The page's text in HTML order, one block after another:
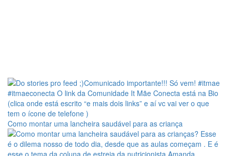
Como montar uma lancheira saudável para as criança